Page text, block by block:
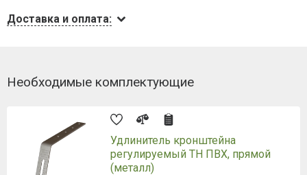
Доставка и оплата:
Необходимые комплектующие
Удлинитель кронштейна
регулируемый ТН ПВХ, прямой
(металл)